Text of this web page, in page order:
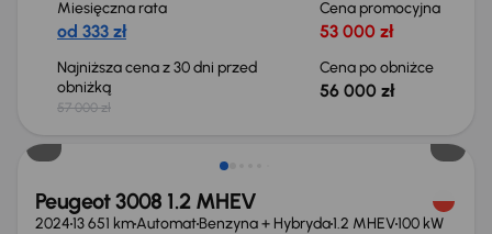
Miesięczna rata
od 333 zł
Cena promocyjna
53 000 zł
Najniższa cena z 30 dni przed
obniżką
57 000 zł
Cena po obniżce
56 000 zł
Możliwość odliczenia VAT
Peugeot 3008 1.2 MHEV
202413 651 kmAutomatBenzyna + Hybryda1.2 MHEV100 kW